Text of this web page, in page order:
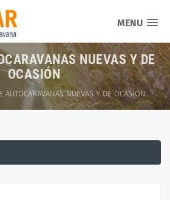
MENU
NUEVAS Y DE
OCASIÓN
AUTOCARAVANAS NUEVAS Y DE OCASIÓN